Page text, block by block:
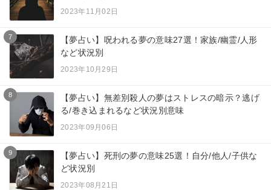
2023年11月02日
7
【夢占い】呪われる夢の意味27選！家族/幽霊/人形
など状況別
2023年10月29日
8
【夢占い】無差別殺人の夢はストレスの暗示？逃げ
る/巻き込まれるなど状況別意味
2023年09月06日
9
【夢占い】死刑の夢の意味25選！自分/他人/子供な
ど状況別
2023年08月21日